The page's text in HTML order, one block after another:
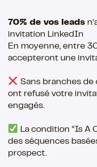
70% de vos leads
invitation LinkedIn
En moyenne, entre
accepteront une
Sans branches de
ont refusé votre
engagés.
La condition “Is A
des séquences
prospect.